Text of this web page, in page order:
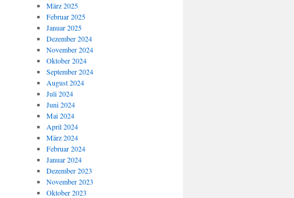
März 2025
Februar 2025
Januar 2025
Dezember 2024
November 2024
Oktober 2024
September 2024
August 2024
Juli 2024
Juni 2024
Mai 2024
April 2024
März 2024
Februar 2024
Januar 2024
Dezember 2023
November 2023
Oktober 2023